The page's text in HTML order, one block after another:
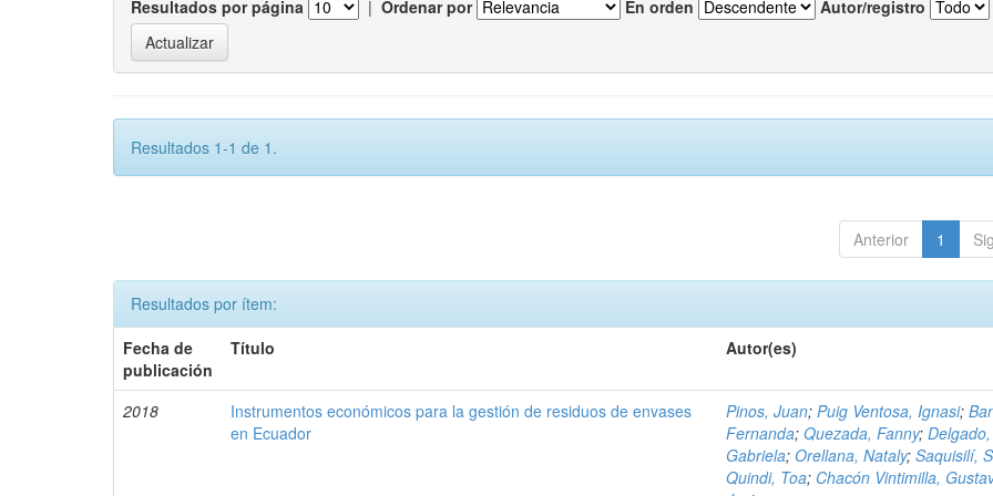
Resultados por página | Ordenar por En orden Autor/registro
Resultados 1-1 de 1.
Anterior 1
Resultados por ítem:
Fecha de
publicación
Título Autor(es)
2018
Instrumentos económicos para la gestión de residuos de envases
en Ecuador
Pinos, Juan;Puig Ventosa, Ignasi;
Fernanda;Quezada, Fanny;Delgado,
Gabriela;Orellana, Nataly;Saquisilí,
Quindi, Toa; Chacón Vintimilla,